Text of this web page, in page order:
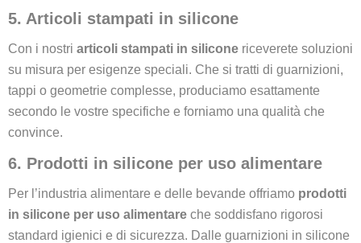
5. Articoli stampati in silicone
Con i nostri articoli stampati in silicone riceverete soluzioni
su misura per esigenze speciali. Che si tratti di guarnizioni,
tappi o geometrie complesse, produciamo esattamente
secondo le vostre specifiche e forniamo una qualità che
convince.
6. Prodotti in silicone per uso alimentare
Per l’industria alimentare e delle bevande offriamo prodotti
in silicone per uso alimentare che soddisfano rigorosi
standard igienici e di sicurezza. Dalle guarnizioni in silicone